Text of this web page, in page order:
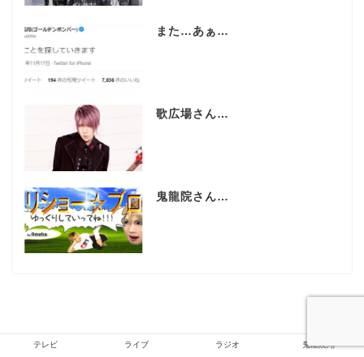
また…あぁ…
歌広場さん…
鬼龍院さん…
テレビ ライブ ラジオ 鬼龍院翔